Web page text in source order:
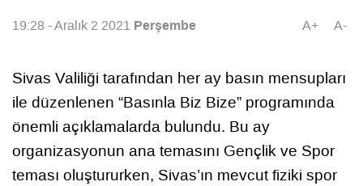
19:28 - Aralık 2 2021 Perşembe A+ A-
Sivas Valiliği tarafından her ay basın mensupları
ile düzenlenen “Basınla Biz Bize” programında
önemli açıklamalarda bulundu. Bu ay
organizasyonun ana temasını Gençlik ve Spor
teması oluştururken, Sivas’ın mevcut fiziki spor